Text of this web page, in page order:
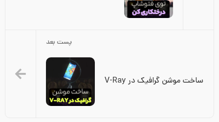
پست بعد
ساخت موشن گرافیک در V-Ray